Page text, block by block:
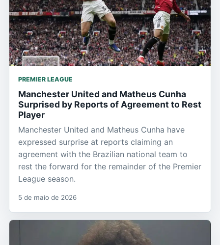
PREMIER LEAGUE
Manchester United and Matheus Cunha
Surprised by Reports of Agreement to Rest
Player
Manchester United and Matheus Cunha have
expressed surprise at reports claiming an
agreement with the Brazilian national team to
rest the forward for the remainder of the Premier
League season.
5 de maio de 2026